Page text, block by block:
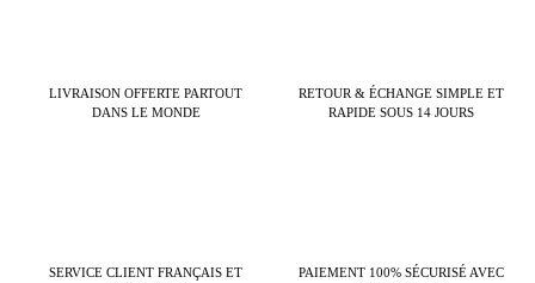
LIVRAISON OFFERTE PARTOUT
DANS LE MONDE
RETOUR & ÉCHANGE SIMPLE ET
RAPIDE SOUS 14 JOURS
SERVICE CLIENT FRANÇAIS ET
PAIEMENT 100% SÉCURISÉ AVEC